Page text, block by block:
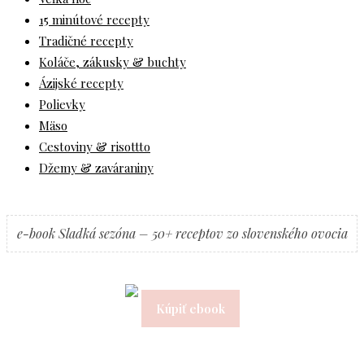
15 minútové recepty
Tradičné recepty
Koláče, zákusky & buchty
Ázijské recepty
Polievky
Mäso
Cestoviny & risottto
Džemy & zaváraniny
e-book Sladká sezóna – 50+ receptov zo slovenského ovocia
Kúpiť ebook